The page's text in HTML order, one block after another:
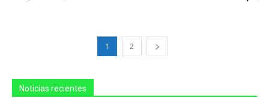
1 2
Noticias recientes